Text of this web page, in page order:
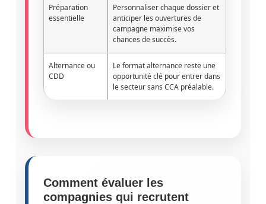
Préparation
essentielle
Personnaliser chaque dossier et
anticiper les ouvertures de
campagne maximise vos
chances de succès.
Alternance ou
CDD
Le format alternance reste une
opportunité clé pour entrer dans
le secteur sans CCA préalable.
Comment évaluer les
compagnies qui recrutent